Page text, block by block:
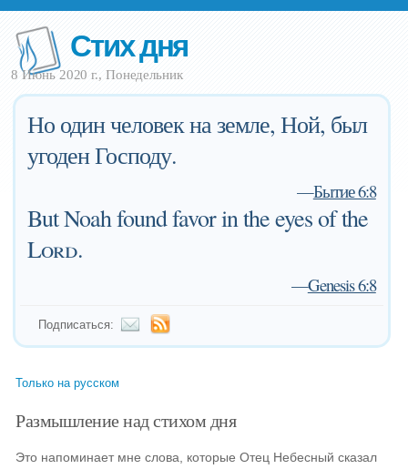
Стих дня
8 Июнь 2020 г., Понедельник
Но один человек на земле, Ной, был
угоден Господу.
—Бытие 6:8
But Noah found favor in the eyes of the
Lord.
—Genesis 6:8
Подписаться:
Только на русском
Размышление над стихом дня
Это напоминает мне слова, которые Отец Небесный сказал